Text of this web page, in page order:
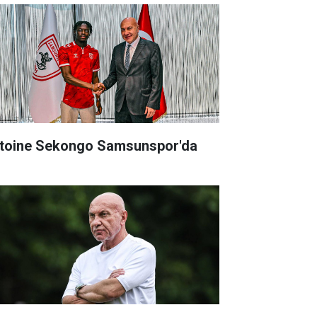
Sekongo Samsunspor'da